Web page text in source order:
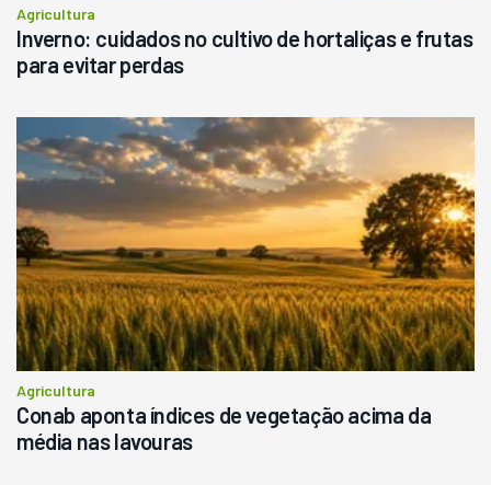
Agricultura
Inverno: cuidados no cultivo de hortaliças e frutas
para evitar perdas
Agricultura
Conab aponta índices de vegetação acima da
média nas lavouras